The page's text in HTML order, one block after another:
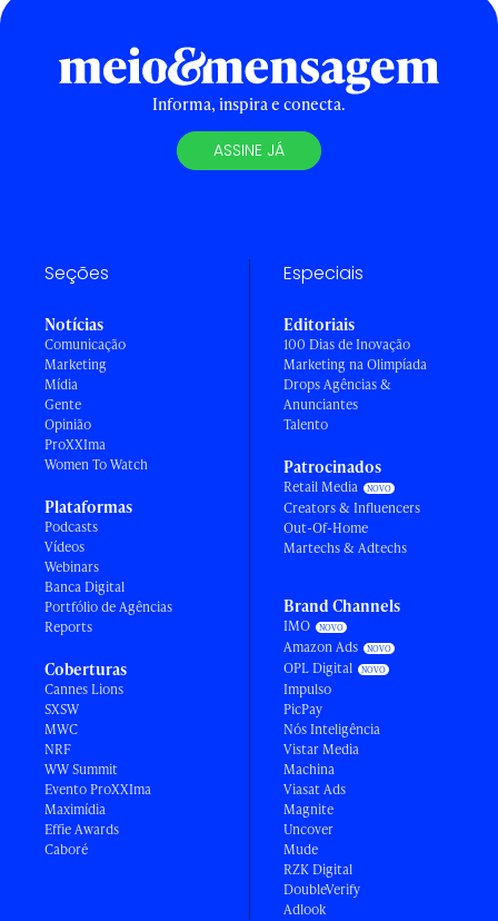
Informa, inspira e conecta.
ASSINE JÁ
Seções
Notícias
Comunicação
Marketing
Mídia
Gente
Opinião
ProXXIma
Women To Watch
Plataformas
Podcasts
Vídeos
Webinars
Banca Digital
Portfólio de Agências
Reports
Coberturas
Cannes Lions
SXSW
MWC
NRF
WW Summit
Evento ProXXIma
Maximídia
Effie Awards
Caboré
Especiais
Editoriais
100 Dias de Inovação
Marketing na Olimpíada
Drops Agências &
Anunciantes
Talento
Patrocinados
Retail Media
Creators & Influencers
Out-Of-Home
Martechs & Adtechs
Brand Channels
IMO
Amazon Ads
OPL Digital
Impulso
PicPay
Nós Inteligência
Vistar Media
Machina
Viasat Ads
Magnite
Uncover
Mude
RZK Digital
DoubleVerify
Adlook